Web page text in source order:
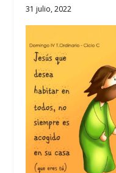
31 julio, 2022